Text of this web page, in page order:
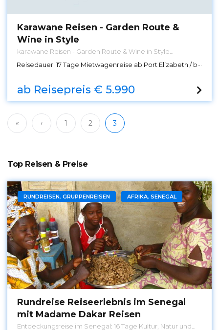
Karawane Reisen - Garden Route &
Wine in Style
karawane Reisen - Garden Route & Wine in Style
spektakuläre Küstenlandschaften, Outdoor-Abenteuer,
goldenen Strände, wandern Sie durch
dieser faszinierenden Route. Reise ab/bis: ab Port
Elizabeth / bis Kapstadt
Reisedauer: 17 Tage Mietwagenreise ab Port Elizabeth / bis Kapstadt
ab Reisepreis € 5.990
« ‹ 1 2 3
Top Reisen & Preise
RUNDREISEN, GRUPPENREISEN AFRIKA, SENEGAL
Rundreise Reiseerlebnis im Senegal
mit Madame Dakar Reisen
Entdeckungsreise im Senegal: 16 Tage Kultur, Natur und